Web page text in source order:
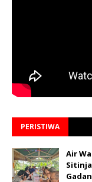
PERISTIWA
Air